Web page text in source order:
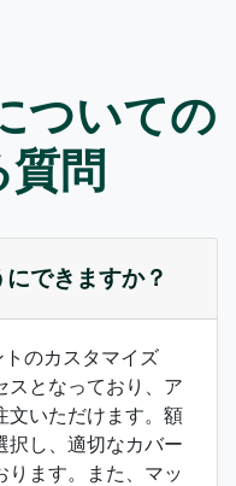
ついての
問
できますか？
トのカスタマイズ
スとなっており、ア
文いただけます。額
択し、適切なカバー
ります。また、マッ